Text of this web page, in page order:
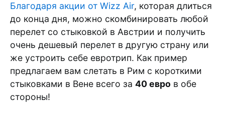
Благодаря акции от Wizz Air, которая длиться
до конца дня, можно скомбинировать любой
перелет со стыковкой в Австрии и получить
очень дешевый перелет в другую страну или
же устроить себе евротрип. Как пример
предлагаем вам слетать в Рим с короткими
стыковками в Вене всего за 40 евро в обе
стороны!